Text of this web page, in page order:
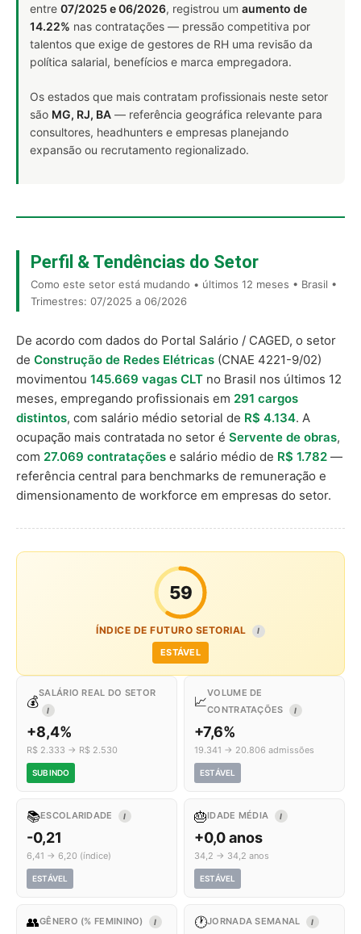
entre 07/2025 e 06/2026, registrou um aumento de
14.22% nas contratações — pressão competitiva por
talentos que exige de gestores de RH uma revisão da
política salarial, benefícios e marca empregadora.
Os estados que mais contratam profissionais neste setor
são MG, RJ, BA — referência geográfica relevante para
consultores, headhunters e empresas planejando
expansão ou recrutamento regionalizado.
Perfil & Tendências do Setor
Como este setor está mudando • últimos 12 meses • Brasil •
Trimestres: 07/2025 a 06/2026
De acordo com dados do Portal Salário / CAGED, o setor
de Construção de Redes Elétricas (CNAE 4221-9/02)
movimentou 145.669 vagas CLT no Brasil nos últimos 12
meses, empregando profissionais em 291 cargos
distintos, com salário médio setorial de R$ 4.134. A
ocupação mais contratada no setor é Servente de obras,
com 27.069 contratações e salário médio de R$ 1.782 —
referência central para benchmarks de remuneração e
dimensionamento de workforce em empresas do setor.
59
ÍNDICE DE FUTURO SETORIAL I
ESTÁVEL
💰
SALÁRIO REAL DO SETOR
I
+8,4%
R$ 2.333 → R$ 2.530
SUBINDO
📈
VOLUME DE
CONTRATAÇÕES
I
+7,6%
19.341 → 20.806 admissões
ESTÁVEL
📚ESCOLARIDADE I
-0,21
6,41 → 6,20 (índice)
ESTÁVEL
🎂IDADE MÉDIA I
+0,0 anos
34,2 → 34,2 anos
ESTÁVEL
👥GÊNERO (% FEMININO) I 🕐JORNADA SEMANAL I